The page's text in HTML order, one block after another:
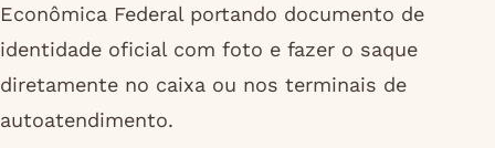
Econômica Federal portando documento de
identidade oficial com foto e fazer o saque
diretamente no caixa ou nos terminais de
autoatendimento.